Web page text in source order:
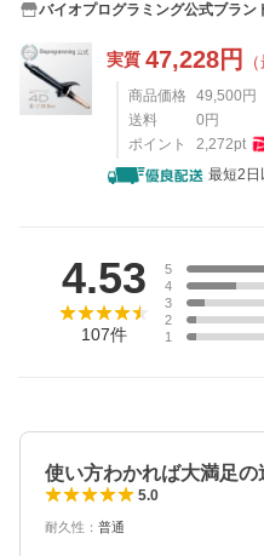
バイオプログラミング公式ブラン
実質 47,228円
商品価格 49,500 円
送料
0 円
ポイント
2,272pt
最短2日
4.53
107件
5
4
3
2
1
使い方わかれば大満足の
5.0
耐久性 ： 普通